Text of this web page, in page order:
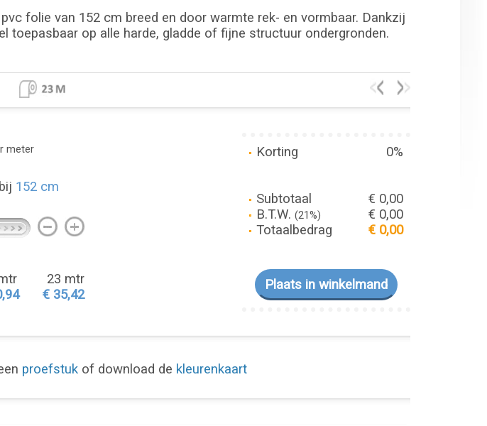
folie van 152 cm breed en door warmte rek- en vormbaar. Dankzij
toepasbaar op alle harde, gladde of fijne structuur ondergronden.
meter
152 cm
23 mtr
€ 35,42
Korting 0%
Subtotaal
€ 0,00
B.T.W. (21%)
€ 0,00
Totaalbedrag
€ 0,00
proefstuk of download de kleurenkaart